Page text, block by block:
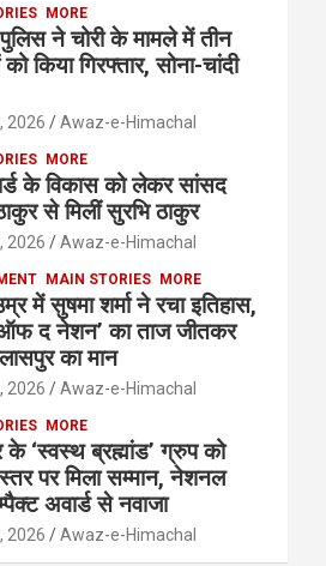
MORE
ने चोरी के मामले में तीन
किया गिरफ्तार, सोना-चांदी
2026 Awaz-e-Himachal
MORE
के विकास को लेकर सांसद
से मिलीं सुरभि ठाकुर
2026 Awaz-e-Himachal
MAIN STORIES MORE
में सुषमा शर्मा ने रचा इतिहास,
ऑफ द नेशन’ का ताज जीतकर
का मान
2026 Awaz-e-Himachal
MORE
के ‘स्वस्थ ब्रह्मांड’ ग्रुप को
स्तर पर मिला सम्मान, नेशनल
अवार्ड से नवाजा
2026 Awaz-e-Himachal